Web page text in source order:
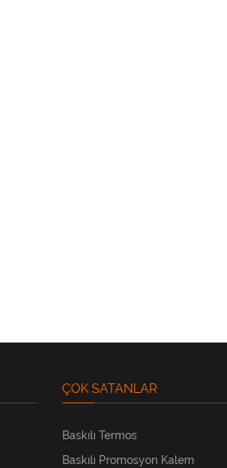
ÇOK SATANLAR
Baskılı Termos
Baskılı Promosyon Kalem